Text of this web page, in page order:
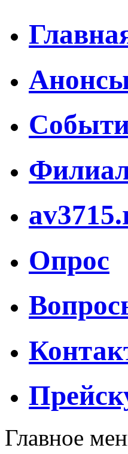
Опрос
Главное